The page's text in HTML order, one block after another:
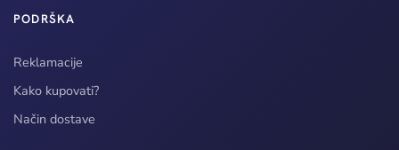
PODRŠKA
Reklamacije
Kako kupovati?
Način dostave